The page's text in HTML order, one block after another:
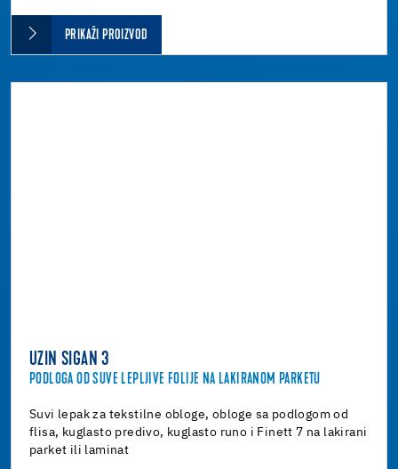
PRIKAŽI PROIZVOD
UZIN SIGAN 3
PODLOGA OD SUVE LEPLJIVE FOLIJE NA LAKIRANOM PARKETU
Suvi lepak za tekstilne obloge, obloge sa podlogom od
flisa, kuglasto predivo, kuglasto runo i Finett 7 na lakirani
parket ili laminat